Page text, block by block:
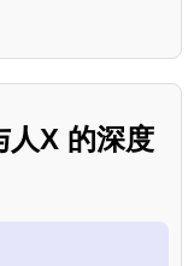
人X 的深度